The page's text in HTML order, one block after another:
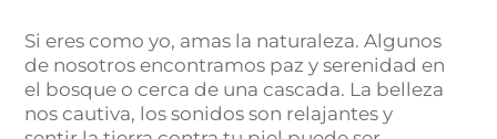
Si eres como yo, amas la naturaleza. Algunos
de nosotros encontramos paz y serenidad en
el bosque o cerca de una cascada. La belleza
nos cautiva, los sonidos son relajantes y